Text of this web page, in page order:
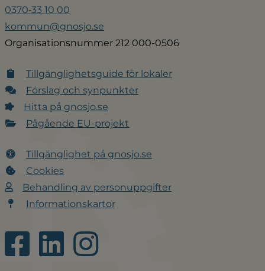
0370‑33 10 00
kommun@gnosjo.se
Organisationsnummer 212 000-0506
Tillgänglighetsguide för lokaler
Förslag och synpunkter
Hitta på gnosjo.se
Pågående EU-projekt
Tillgänglighet på gnosjo.se
Cookies
Behandling av personuppgifter
Informationskartor